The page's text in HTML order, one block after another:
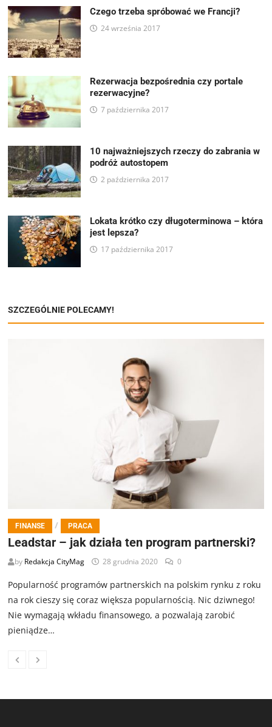
Czego trzeba spróbować we Francji?
24 września 2017
Rezerwacja bezpośrednia czy portale
rezerwacyjne?
7 października 2017
10 najważniejszych rzeczy do zabrania w
podróż autostopem
2 października 2017
Lokata krótko czy długoterminowa – która
jest lepsza?
17 października 2017
SZCZEGÓLNIE POLECAMY!
FINANSE / PRACA
Leadstar – jak działa ten program partnerski?
by Redakcja CityMag 28 grudnia 2020 0
Popularność programów partnerskich na polskim rynku z roku
na rok cieszy się coraz większa popularnością. Nic dziwnego!
Nie wymagają wkładu finansowego, a pozwalają zarobić
pieniądze…